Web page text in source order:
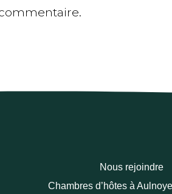
Nous rejoindre
Chambres d’hôtes à